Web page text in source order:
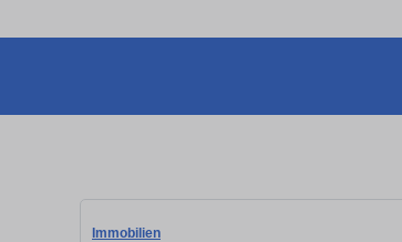
Immobilien